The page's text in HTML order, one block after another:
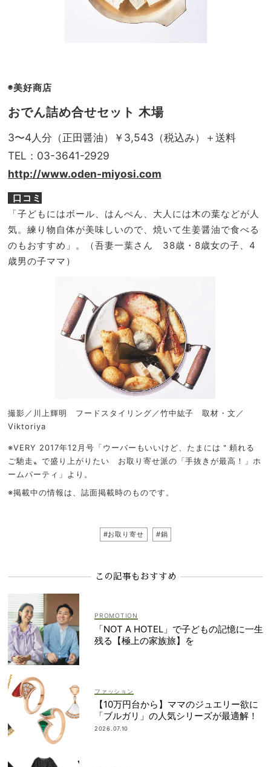
◉美好商店
おでん詰め合せセット 木場
3〜4人分（正田醤油）￥3,543（税込み）＋送料
TEL：03-3641-2929
http://www.oden-miyosi.com
口コミ
「子どもにはボール、はんぺん、大人には木の葉などが人
気。練り物自体が美味しいので、焼いて生姜醤油で食べる
のもおすすめ」。（吾妻一葉さん 38歳・8歳女の子、4
歳男の子ママ）
撮影／川上輝明 フードスタイリング／竹中紘子 取材・文／
Viktoriya
※VERY 2017年12月号「ウーバーもいいけど、たまには＂頼れる
ご馳走〟で盛り上がりたい お取り寄せ派の「手抜きが最高！」ホ
ームパーティ」より。
※掲載中の情報は、誌面掲載時のものです。
#お取り寄せ #鍋
この記事もおすすめ
「NOT A HOTEL」で子どもの記憶に一生
残る【極上の家族旅】を
ファッション
【10万円台から】ママのジュエリー欲に
「ブルガリ」の人気シリーズが最適解！
2026.07.10